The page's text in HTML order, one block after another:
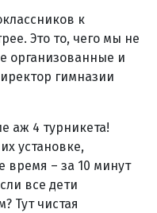
к
Это то, чего мы не
организованные и
гимназии
аж 4 турникета!
установке,
время – за 10 минут
все дети
Тут чистая